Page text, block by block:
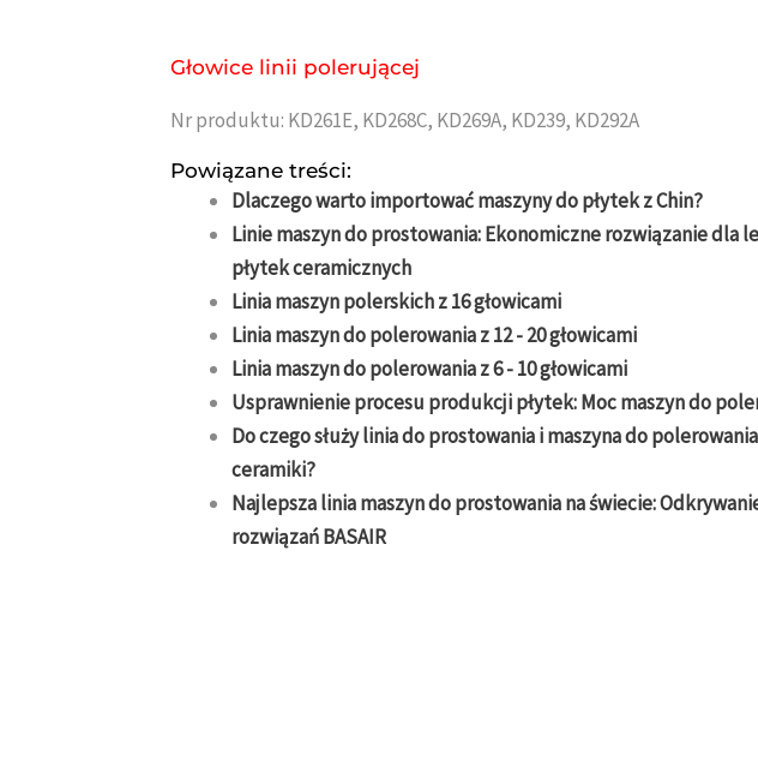
Głowice linii polerującej
Nr produktu: KD261E, KD268C, KD269A, KD239, KD292A
Powiązane treści:
Dlaczego warto importować maszyny do płytek z Chin?
Linie maszyn do prostowania: Ekonomiczne rozwiązanie dla
płytek ceramicznych
Linia maszyn polerskich z 16 głowicami
Linia maszyn do polerowania z 12 - 20 głowicami
Linia maszyn do polerowania z 6 - 10 głowicami
Usprawnienie procesu produkcji płytek: Moc maszyn do
Do czego służy linia do prostowania i maszyna do
ceramiki?
Najlepsza linia maszyn do prostowania na świecie:
rozwiązań BASAIR